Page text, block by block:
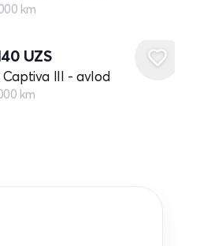
km
UZS
III - avlod
km